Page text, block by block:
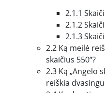
2.1.1
2.1.2
2.1.3
2.2 Ką meilė
skaičius 550“?
2.3 Ką „Angelo
reiškia